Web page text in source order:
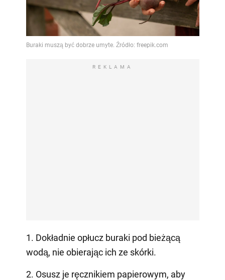
REKLAMA
1. Dokładnie opłucz buraki pod bieżącą
wodą, nie obierając ich ze skórki.
2. Osusz je ręcznikiem papierowym, aby